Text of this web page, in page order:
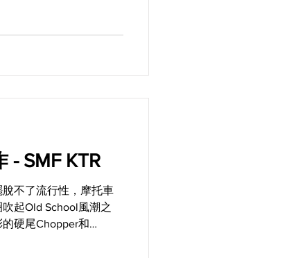
- SMF KTR
不了流行性，摩托車
起Old School風潮之
硬尾Chopper和